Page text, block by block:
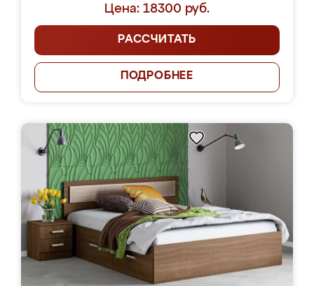
Цена: 18300 руб.
РАССЧИТАТЬ
ПОДРОБНЕЕ